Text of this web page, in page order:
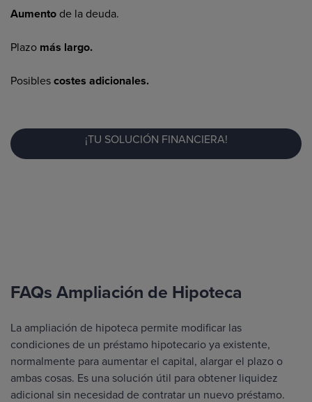
Aumentode la deuda.
Plazo más largo.
Posiblescostes adicionales.
¡TU SOLUCIÓN FINANCIERA!
FAQs Ampliación de Hipoteca
La ampliación de hipoteca permite modificar las
condiciones de un préstamo hipotecario ya existente,
normalmente para aumentar el capital, alargar el plazo o
ambas cosas. Es una solución útil para obtener liquidez
adicional sin necesidad de contratar un nuevo préstamo.